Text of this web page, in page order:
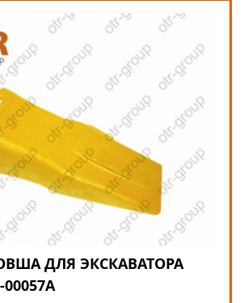
ДЛЯ ЭКСКАВАТОРА
00057A